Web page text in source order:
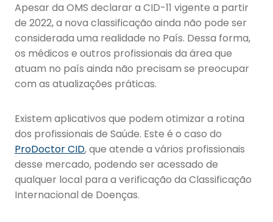
Apesar da OMS declarar a CID-11 vigente a partir
de 2022, a nova classificação ainda não pode ser
considerada uma realidade no País. Dessa forma,
os médicos e outros profissionais da área que
atuam no país ainda não precisam se preocupar
com as atualizações práticas.
Existem aplicativos que podem otimizar a rotina
dos profissionais de Saúde. Este é o caso do
ProDoctor CID, que atende a vários profissionais
desse mercado, podendo ser acessado de
qualquer local para a verificação da Classificação
Internacional de Doenças.